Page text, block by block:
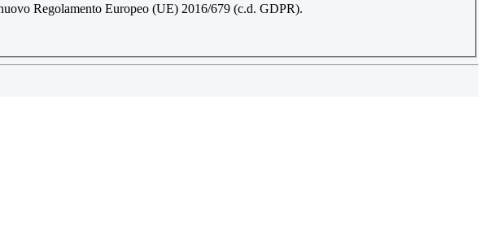
Regolamento Europeo (UE) 2016/679 (c.d. GDPR).